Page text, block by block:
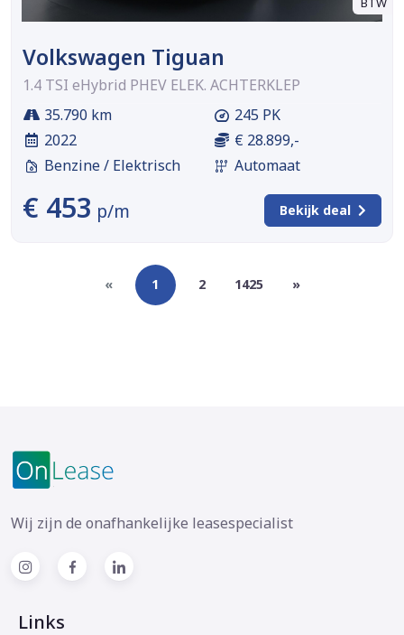
Volkswagen Tiguan
1.4 TSI eHybrid PHEV ELEK. ACHTERKLEP
35.790 km
2022
Benzine / Elektrisch
245 PK
€ 28.899,-
Automaat
€ 453 p/m Bekijk deal
« 1 2 1425 »
Wij zijn de onafhankelijke leasespecialist
Links